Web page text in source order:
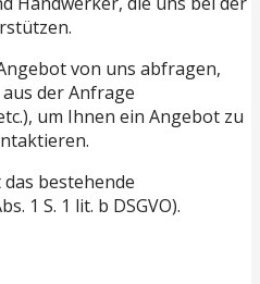
von uns abfragen,
der Anfrage
um Ihnen ein Angebot zu
bestehende
1 S. 1 lit. b DSGVO).